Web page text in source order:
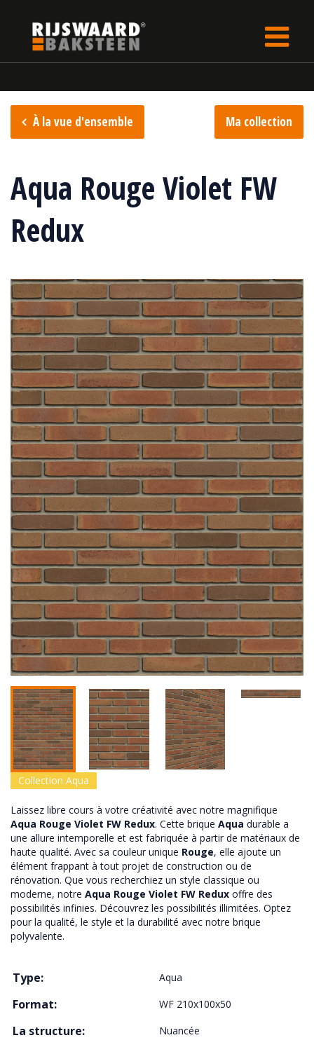
À la vue d'ensemble Ma collection
Aqua Rouge Violet FW
Redux
Collection Aqua
Laissez libre cours à votre créativité avec notre magnifique
Aqua Rouge Violet FW Redux. Cette brique Aqua durable a
une allure intemporelle et est fabriquée à partir de matériaux de
haute qualité. Avec sa couleur unique Rouge, elle ajoute un
élément frappant à tout projet de construction ou de
rénovation. Que vous recherchiez un style classique ou
moderne, notre Aqua Rouge Violet FW Redux offre des
possibilités infinies. Découvrez les possibilités illimitées. Optez
pour la qualité, le style et la durabilité avec notre brique
polyvalente.
Type: Aqua
Format: WF 210x100x50
La structure: Nuancée